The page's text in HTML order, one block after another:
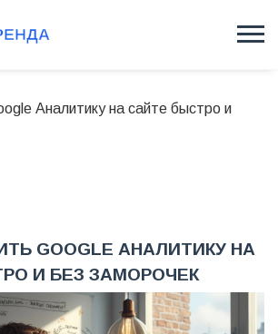
Аналитику на сайте быстро и
GOOGLE АНАЛИТИКУ НА
И БЕЗ ЗАМОРОЧЕК